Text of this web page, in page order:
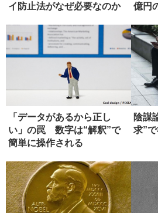
イ防止法がなぜ必要なのか
億円
「データがあるから正し
い」の罠 数字は“解釈”で
簡単に操作される
陰謀
求”